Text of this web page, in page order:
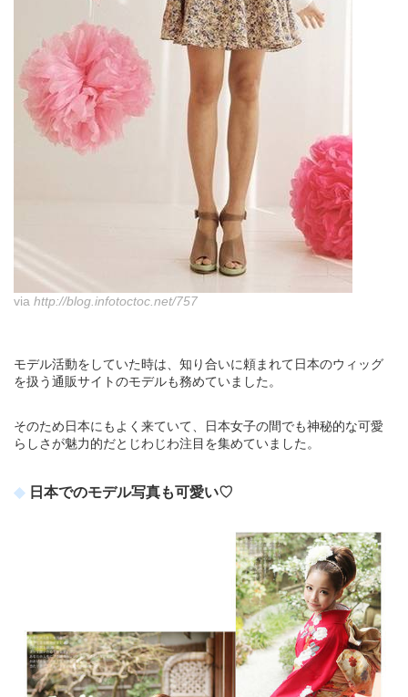
via http://blog.infotoctoc.net/757
モデル活動をしていた時は、知り合いに頼まれて日本のウィッグ
を扱う通販サイトのモデルも務めていました。
そのため日本にもよく来ていて、日本女子の間でも神秘的な可愛
らしさが魅力的だとじわじわ注目を集めていました。
日本でのモデル写真も可愛い♡